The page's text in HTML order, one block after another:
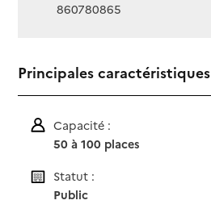
860780865
Principales caractéristiques
Capacité :
50 à 100 places
Statut :
Public